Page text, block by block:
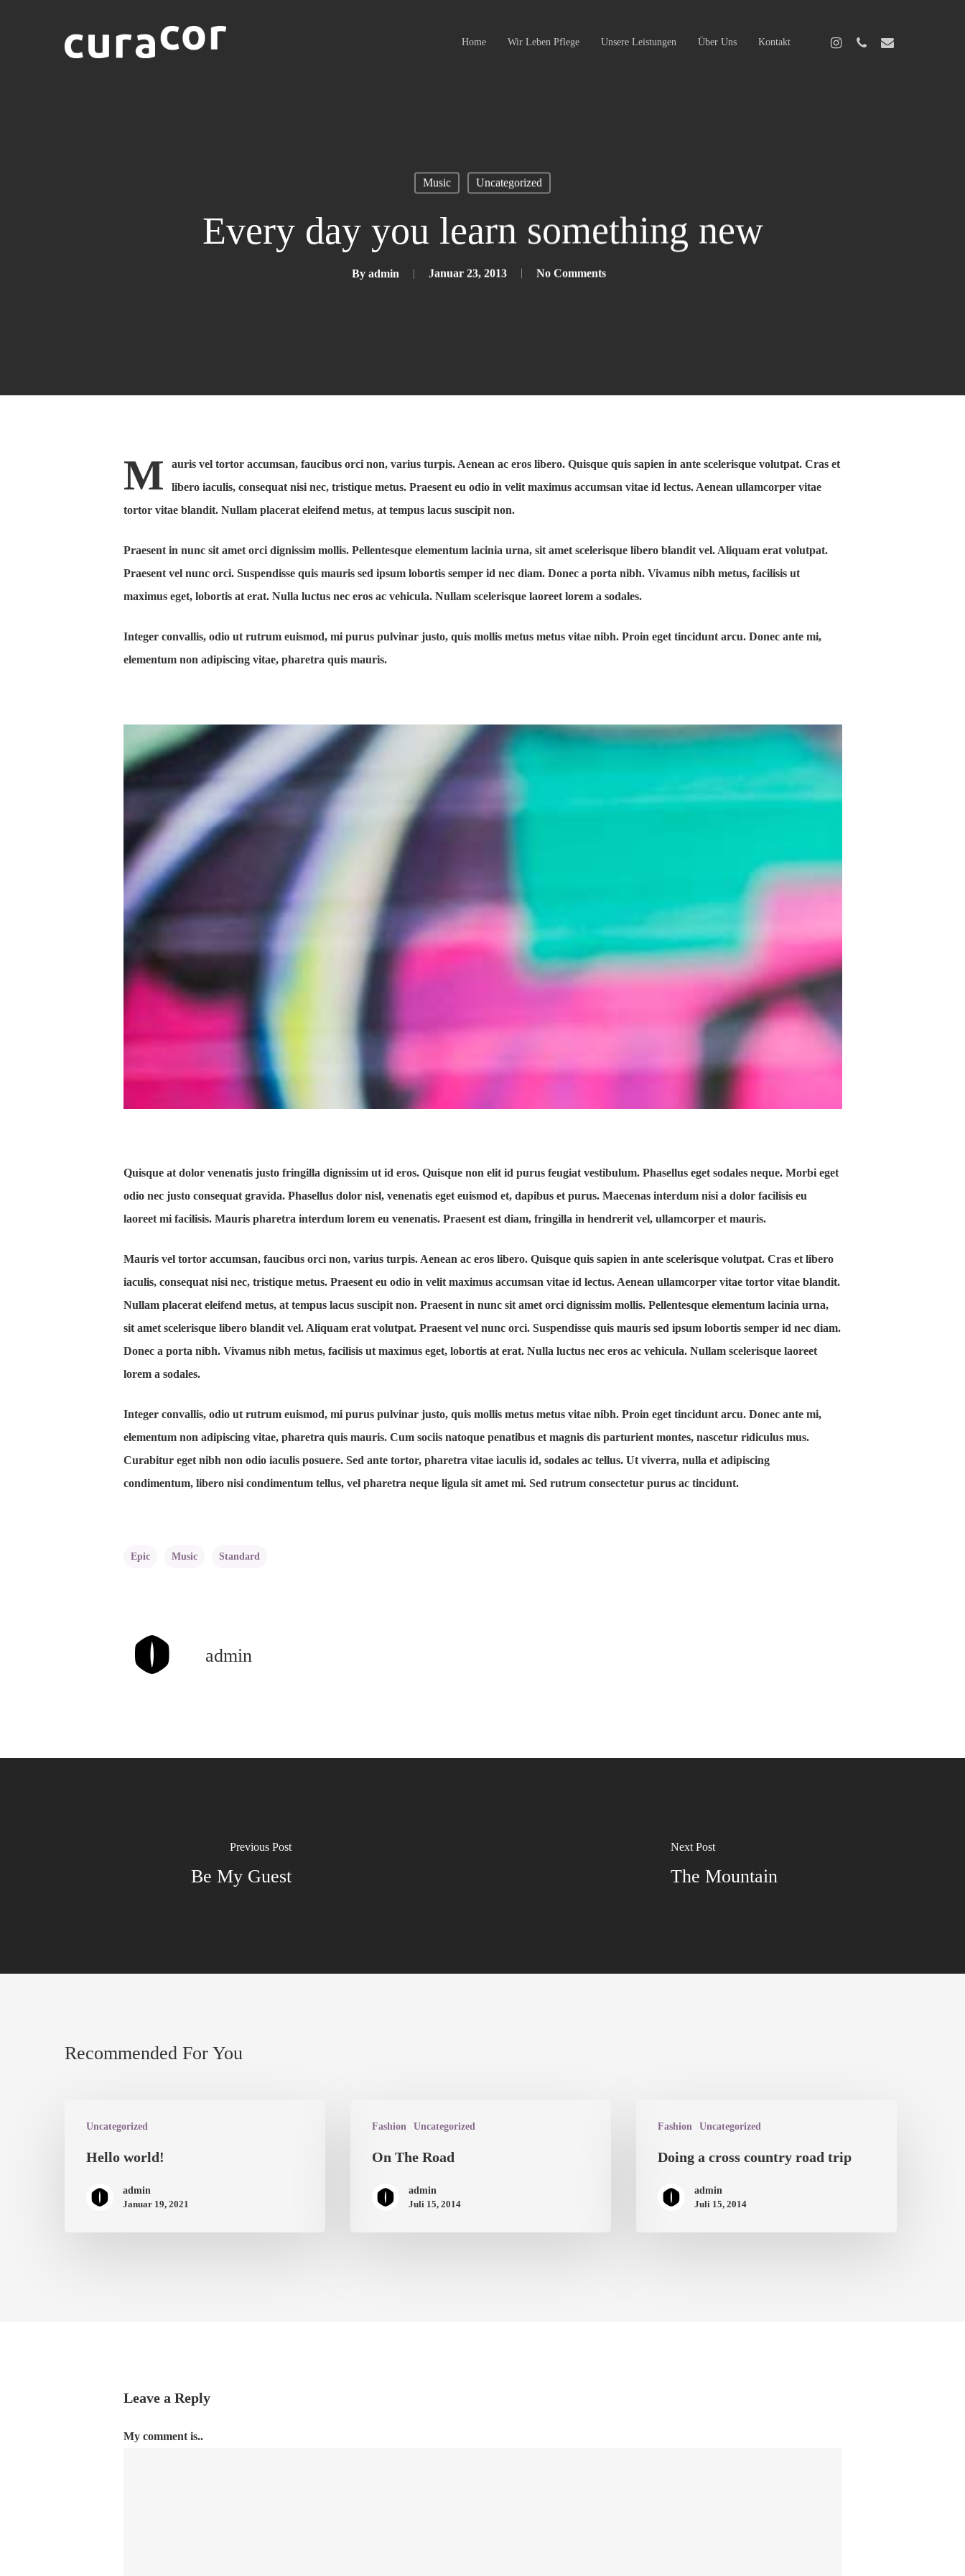
Home Wir Leben Pflege Unsere Leistungen Über Uns Kontakt
Music Uncategorized
Every day you learn something new
By admin Januar 23, 2013 No Comments
M
auris vel tortor accumsan, faucibus orci non, varius turpis. Aenean ac eros libero. Quisque quis sapien in ante scelerisque volutpat. Cras et
libero iaculis, consequat nisi nec, tristique metus. Praesent eu odio in velit maximus accumsan vitae id lectus. Aenean ullamcorper vitae
tortor vitae blandit. Nullam placerat eleifend metus, at tempus lacus suscipit non.
Praesent in nunc sit amet orci dignissim mollis. Pellentesque elementum lacinia urna, sit amet scelerisque libero blandit vel. Aliquam erat volutpat.
Praesent vel nunc orci. Suspendisse quis mauris sed ipsum lobortis semper id nec diam. Donec a porta nibh. Vivamus nibh metus, facilisis ut
maximus eget, lobortis at erat. Nulla luctus nec eros ac vehicula. Nullam scelerisque laoreet lorem a sodales.
Integer convallis, odio ut rutrum euismod, mi purus pulvinar justo, quis mollis metus metus vitae nibh. Proin eget tincidunt arcu. Donec ante mi,
elementum non adipiscing vitae, pharetra quis mauris.
Quisque at dolor venenatis justo fringilla dignissim ut id eros. Quisque non elit id purus feugiat vestibulum. Phasellus eget sodales neque.Morbi eget
odio nec justo consequat gravida. Phasellus dolor nisl, venenatis eget euismod et, dapibus et purus. Maecenas interdum nisi a dolor facilisis eu
laoreet mi facilisis. Mauris pharetra interdum lorem eu venenatis. Praesent est diam, fringilla in hendrerit vel, ullamcorper et mauris.
Mauris vel tortor accumsan, faucibus orci non, varius turpis. Aenean ac eros libero. Quisque quis sapien in ante scelerisque volutpat. Cras et libero
iaculis, consequat nisi nec, tristique metus. Praesent eu odio in velit maximus accumsan vitae id lectus. Aenean ullamcorper vitae tortor vitae blandit.
Nullam placerat eleifend metus, at tempus lacus suscipit non. Praesent in nunc sit amet orci dignissim mollis. Pellentesque elementum lacinia urna,
sit amet scelerisque libero blandit vel. Aliquam erat volutpat. Praesent vel nunc orci. Suspendisse quis mauris sed ipsum lobortis semper id nec diam.
Donec a porta nibh. Vivamus nibh metus, facilisis ut maximus eget, lobortis at erat. Nulla luctus nec eros ac vehicula. Nullam scelerisque laoreet
lorem a sodales.
Integer convallis, odio ut rutrum euismod, mi purus pulvinar justo, quis mollis metus metus vitae nibh. Proin eget tincidunt arcu. Donec ante mi,
elementum non adipiscing vitae, pharetra quis mauris. Cum sociis natoque penatibus et magnis dis parturient montes, nascetur ridiculus mus.
Curabitur eget nibh non odio iaculis posuere. Sed ante tortor, pharetra vitae iaculis id, sodales ac tellus. Ut viverra, nulla et adipiscing
condimentum, libero nisi condimentum tellus, vel pharetra neque ligula sit amet mi. Sed rutrum consectetur purus ac tincidunt.
Epic Music Standard
admin
Previous Post
Be My Guest
Next Post
The Mountain
Recommended For You
Uncategorized
Hello world!
admin
Januar 19, 2021
Fashion Uncategorized
On The Road
admin
Juli 15, 2014
Fashion Uncategorized
Doing a cross country road trip
admin
Juli 15, 2014
Leave a Reply
My comment is..